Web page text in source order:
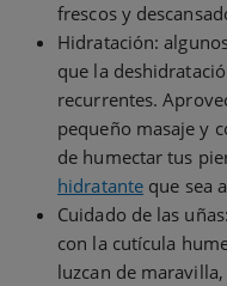
frescos y
Hidratación:
que la
recurrentes.
pequeño masaje y
de humectar tus
hidratante que sea
Cuidado de las
con la cutícula
luzcan de